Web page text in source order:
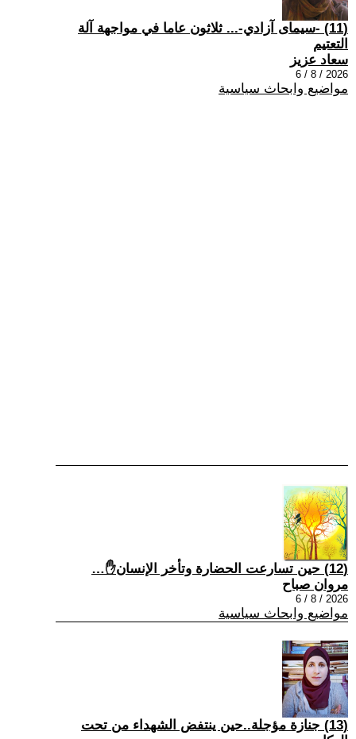
(11) -سيمای آزادي-... ثلاثون عاما في مواجهة آلة
التعتيم
سعاد عزيز
2026 / 8 / 6
مواضيع وابحاث سياسية
(12) حين تسارعت الحضارة وتأخر الإنسان✋…
مروان صباح
2026 / 8 / 6
مواضيع وابحاث سياسية
(13) جنازة مؤجلة..حين ينتفض الشهداء من تحت